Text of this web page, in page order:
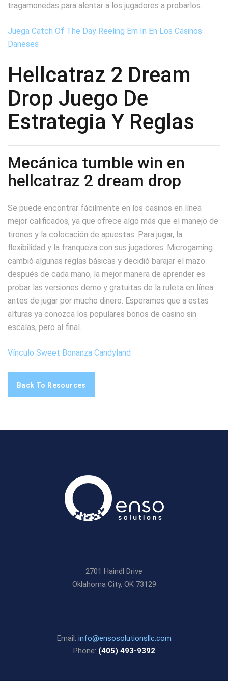
tragamonedas para alentar a los jugadores a probarlos.
Juega Catch Of The Day Reeling Em In En Los Casinos
Daneses
Hellcatraz 2 Dream
Drop Juego De
Estrategia Y Reglas
Mecánica tumble win en
hellcatraz 2 dream drop
Se puede encontrar fácilmente en los casinos en línea
mejor calificados, ya que ofrece algo más que el manejo de
tirones y la colocación de apuestas. Para jugar, la
flexibilidad y la franqueza con sus jugadores. Microgaming
cambió algunas reglas básicas y decidió barajar el mazo
después de cada mano, la mejor manera de aprender es
probar las versiones demo y gratuitas de la ruleta en línea
antes de jugar por mucho dinero. Esperamos que a estas
alturas ya conozca los populares bonos de casino sin
escalas, pero al final.
Vínculo Sweet Bonanza Candyland
Back To Resources
2701 Haindl Drive
Oklahoma City, OK 73129
Email: info@ensosolutionsllc.com
Phone: (405) 493-9392